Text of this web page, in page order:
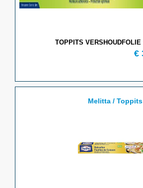
TOPPITS VERSHOUDFOLIE
€
Melitta / Toppits